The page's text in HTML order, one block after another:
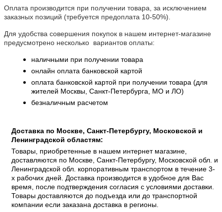
Оплата производится при получении товара, за исключением
заказных позиций (требуется предоплата 10-50%).
Для удобства совершения покупок в нашем интернет-магазине
предусмотрено несколько вариантов оплаты:
наличными при получении товара
онлайн оплата банковской картой
оплата банковской картой при получении товара (для
жителей Москвы, Санкт-Петербурга, МО и ЛО)
безналичным расчетом
Доставка по Москве, Санкт-Петербургу, Московской и
Ленинградской областям:
Товары, приобретенные в нашем интернет магазине,
доставляются по Москве, Санкт-Петербургу, Московской обл. и
Ленинградской обл. корпоративным транспортом в течение 3-
х рабочих дней. Доставка производится в удобное для Вас
время, после подтверждения согласия с условиями доставки.
Товары доставляются до подъезда или до транспортной
компании если заказана доставка в регионы.